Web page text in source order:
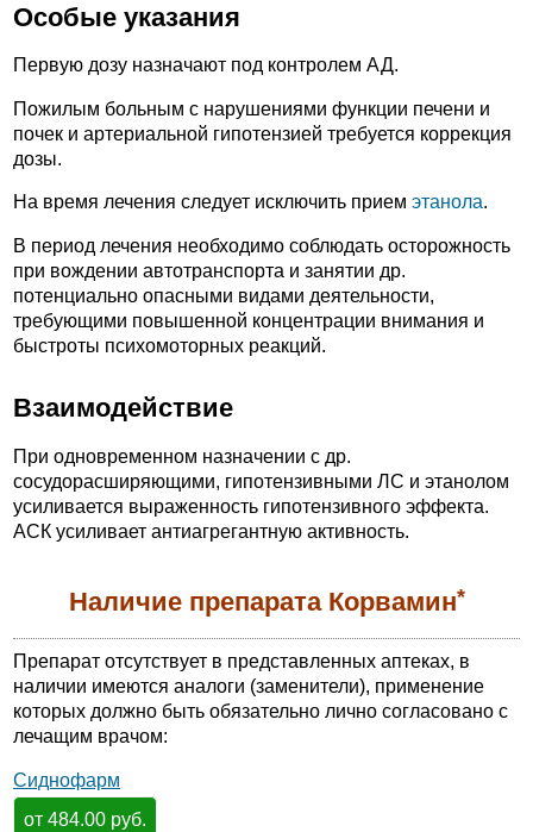
Особые указания
Первую дозу назначают под контролем АД.
Пожилым больным с нарушениями функции печени и
почек и артериальной гипотензией требуется коррекция
дозы.
На время лечения следует исключить прием этанола.
В период лечения необходимо соблюдать осторожность
при вождении автотранспорта и занятии др.
потенциально опасными видами деятельности,
требующими повышенной концентрации внимания и
быстроты психомоторных реакций.
Взаимодействие
При одновременном назначении с др.
сосудорасширяющими, гипотензивными ЛС и этанолом
усиливается выраженность гипотензивного эффекта.
АСК усиливает антиагрегантную активность.
Наличие препарата Корвамин*
Препарат отсутствует в представленных аптеках, в
наличии имеются аналоги (заменители), применение
которых должно быть обязательно лично согласовано с
лечащим врачом:
Сиднофарм
от 484.00 руб.